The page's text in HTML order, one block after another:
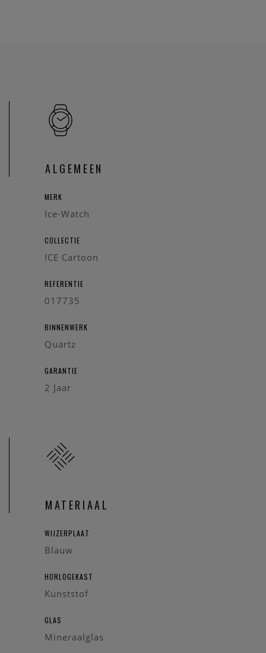
ALGEMEEN
MERK
Ice-Watch
COLLECTIE
ICE Cartoon
REFERENTIE
017735
BINNENWERK
Quartz
GARANTIE
2 Jaar
MATERIAAL
WIJZERPLAAT
Blauw
HORLOGEKAST
Kunststof
GLAS
Mineraalglas